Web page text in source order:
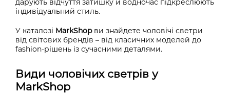
дарують відчуття затишку й водночас підкреслюють
індивідуальний стиль.
У каталозі MarkShopви знайдете чоловічі светри
від світових брендів – від класичних моделей до
fashion-рішень із сучасними деталями.
Види чоловічих светрів у
MarkShop